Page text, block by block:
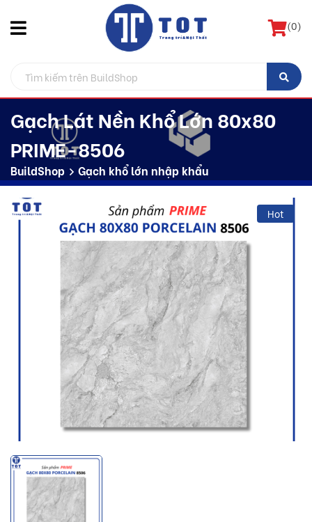
(0)
Gạch Lát Nền Khổ Lớn 80x80
PRIME-8506
BuildShop Gạch khổ lớn nhập khẩu
Hot